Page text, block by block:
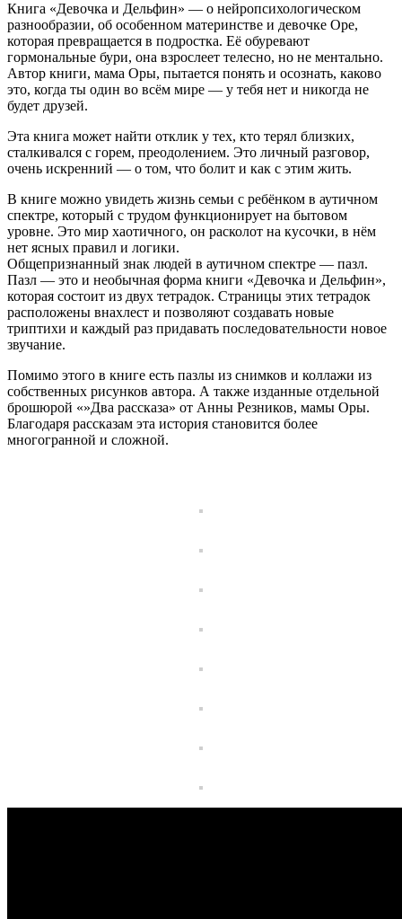
Книга «Девочка и Дельфин» — о нейропсихологическом
разнообразии, об особенном материнстве и девочке Оре,
которая превращается в подростка. Её обуревают
гормональные бури, она взрослеет телесно, но не ментально.
Автор книги, мама Оры, пытается понять и осознать, каково
это, когда ты один во всём мире — у тебя нет и никогда не
будет друзей.
Эта книга может найти отклик у тех, кто терял близких,
сталкивался с горем, преодолением. Это личный разговор,
очень искренний — о том, что болит и как с этим жить.
В книге можно увидеть жизнь семьи с ребёнком в аутичном
спектре, который с трудом функционирует на бытовом
уровне. Это мир хаотичного, он расколот на кусочки, в нём
нет ясных правил и логики.
Общепризнанный знак людей в аутичном спектре — пазл.
Пазл — это и необычная форма книги «Девочка и Дельфин»,
которая состоит из двух тетрадок. Страницы этих тетрадок
расположены внахлест и позволяют создавать новые
триптихи и каждый раз придавать последовательности новое
звучание.
Помимо этого в книге есть пазлы из снимков и коллажи из
собственных рисунков автора. А также изданные отдельной
брошюрой «»Два рассказа» от Анны Резников, мамы Оры.
Благодаря рассказам эта история становится более
многогранной и сложной.